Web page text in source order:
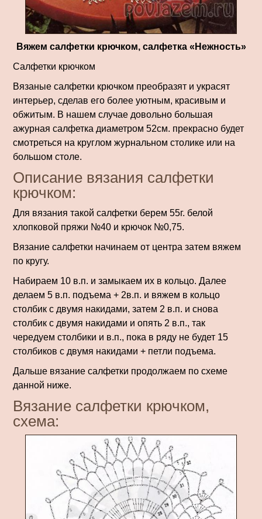
Вяжем салфетки крючком, салфетка «Нежность»
Салфетки крючком
Вязаные салфетки крючком преобразят и украсят
интерьер, сделав его более уютным, красивым и
обжитым. В нашем случае довольно большая
ажурная салфетка диаметром 52см. прекрасно будет
смотреться на круглом журнальном столике или на
большом столе.
Описание вязания салфетки
крючком:
Для вязания такой салфетки берем 55г. белой
хлопковой пряжи №40 и крючок №0,75.
Вязание салфетки начинаем от центра затем вяжем
по кругу.
Набираем 10 в.п. и замыкаем их в кольцо. Далее
делаем 5 в.п. подъема + 2в.п. и вяжем в кольцо
столбик с двумя накидами, затем 2 в.п. и снова
столбик с двумя накидами и опять 2 в.п., так
чередуем столбики и в.п., пока в ряду не будет 15
столбиков с двумя накидами + петли подъема.
Дальше вязание салфетки продолжаем по схеме
данной ниже.
Вязание салфетки крючком,
схема: